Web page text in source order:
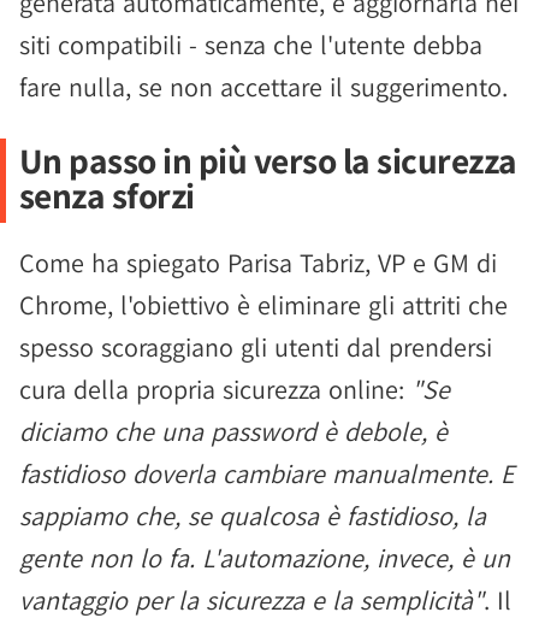
siti compatibili - senza che l'utente debba
fare nulla, se non accettare il suggerimento.
Un passo in più verso la sicurezza
senza sforzi
Come ha spiegato Parisa Tabriz, VP e GM di
Chrome, l'obiettivo è eliminare gli attriti che
spesso scoraggiano gli utenti dal prendersi
cura della propria sicurezza online: "Se
diciamo che una password è debole, è
fastidioso doverla cambiare manualmente. E
sappiamo che, se qualcosa è fastidioso, la
gente non lo fa. L'automazione, invece, è un
vantaggio per la sicurezza e la semplicità". Il